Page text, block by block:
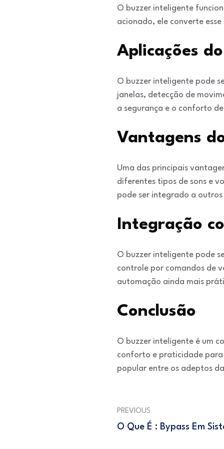
O buzzer inteligente
acionado, ele converte
Aplicações
O buzzer inteligente pode
janelas, detecção de
a segurança e o conforto
Vantagens
Uma das principais
diferentes tipos de sons e
pode ser integrado a
Integração
O buzzer inteligente pode
controle por comandos de
automação ainda mais
Conclusão
O buzzer inteligente é um
conforto e praticidade para
popular entre os adeptos
PREVIOUS
O Que É : Bypass Em